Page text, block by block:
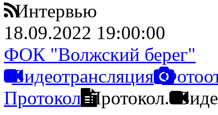
Интервью
18.09.2022 19:00:00
ФОК "Волжский берег"
Видеотрансляция
Протокол Протокол.